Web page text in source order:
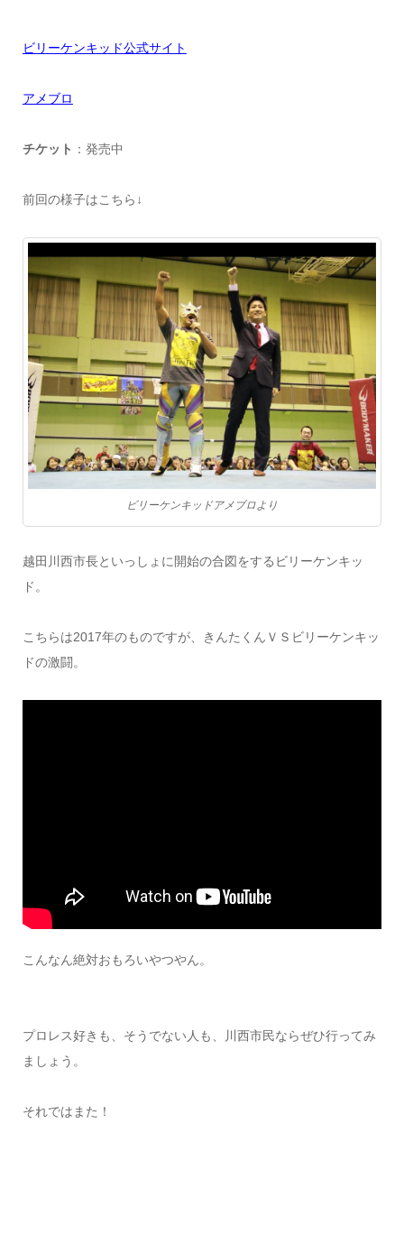
ビリーケンキッド公式サイト
アメブロ
チケット ：発売中
前回の様子はこちら↓
ビリーケンキッドアメブロより
越田川西市長といっしょに開始の合図をするビリーケンキッ
ド。
こちらは2017年のものですが、きんたくんＶＳビリーケンキッ
ドの激闘。
こんなん絶対おもろいやつやん。
プロレス好きも、そうでない人も、川西市民ならぜひ行ってみ
ましょう。
それではまた！